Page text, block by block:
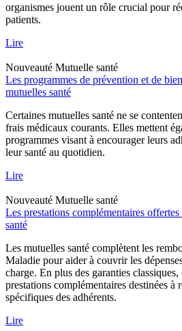
organismes jouent un rôle crucial pour
patients.
Lire
Nouveauté Mutuelle santé
Les programmes de prévention et de
mutuelles santé
Certaines mutuelles santé ne se
frais médicaux courants. Elles mettent
programmes visant à encourager leurs
leur santé au quotidien.
Lire
Nouveauté Mutuelle santé
Les prestations complémentaires
santé
Les mutuelles santé complètent les
Maladie pour aider à couvrir les
charge. En plus des garanties
prestations complémentaires destinées à
spécifiques des adhérents.
Lire